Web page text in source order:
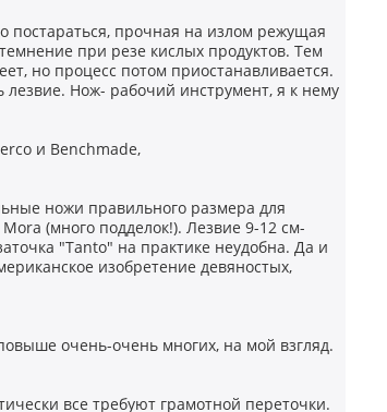
постараться, прочная на излом режущая
при резе кислых продуктов. Тем
но процесс потом приостанавливается.
Нож- рабочий инструмент, я к нему
и Benchmade,
ножи правильного размера для
(много подделок!). Лезвие 9-12 см-
"Tanto" на практике неудобна. Да и
изобретение девяностых,
очень-очень многих, на мой взгляд.
все требуют грамотной переточки.